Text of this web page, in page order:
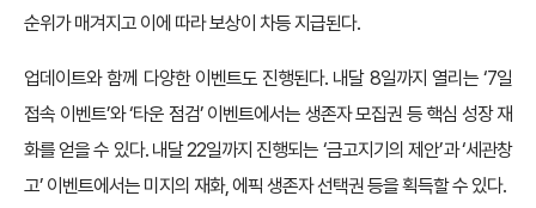
순위가 매겨지고 이에 따라 보상이 차등 지급된다.
업데이트와 함께 다양한 이벤트도 진행된다. 내달 8일까지 열리는 ‘7일
접속 이벤트’와 ‘타운 점검’ 이벤트에서는 생존자 모집권 등 핵심 성장 재
화를 얻을 수 있다. 내달 22일까지 진행되는 ‘금고지기의 제안’과 ‘세관창
고’ 이벤트에서는 미지의 재화, 에픽 생존자 선택권 등을 획득할 수 있다.